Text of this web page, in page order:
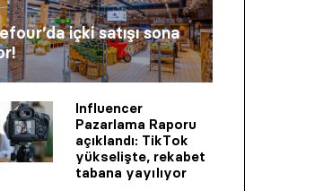
içki satışı sona
Influencer
Pazarlama Raporu
açıklandı: TikTok
yükselişte, rekabet
tabana yayılıyor